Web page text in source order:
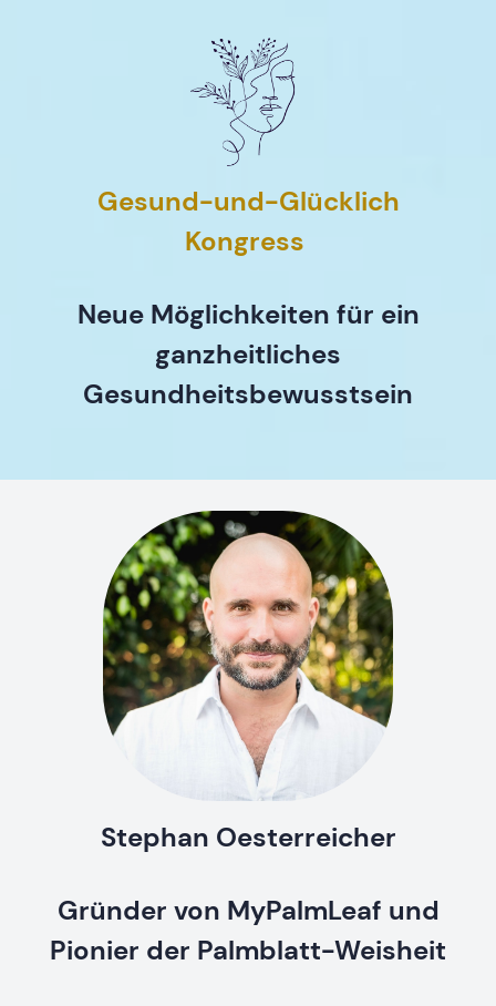
Gesund-und-Glücklich
Kongress
Neue Möglichkeiten für ein
ganzheitliches
Gesundheitsbewusstsein
Stephan Oesterreicher
Gründer von MyPalmLeaf und
Pionier der Palmblatt-Weisheit